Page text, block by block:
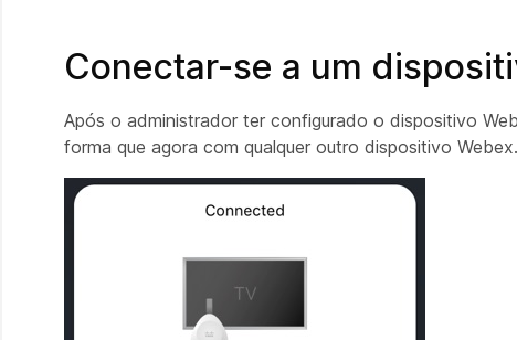
Conectar-se a um
Após o administrador ter configurado o dispositivo
forma que agora com qualquer outro dispositivo Webex.